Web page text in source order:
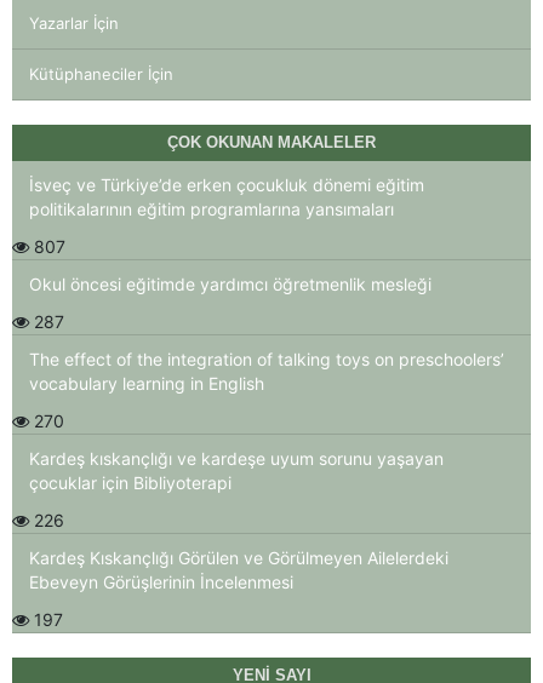
Yazarlar İçin
Kütüphaneciler İçin
ÇOK OKUNAN MAKALELER
İsveç ve Türkiye’de erken çocukluk dönemi eğitim
politikalarının eğitim programlarına yansımaları
807
Okul öncesi eğitimde yardımcı öğretmenlik mesleği
287
The effect of the integration of talking toys on preschoolers’
vocabulary learning in English
270
Kardeş kıskançlığı ve kardeşe uyum sorunu yaşayan
çocuklar için Bibliyoterapi
226
Kardeş Kıskançlığı Görülen ve Görülmeyen Ailelerdeki
Ebeveyn Görüşlerinin İncelenmesi
197
YENI SAYI